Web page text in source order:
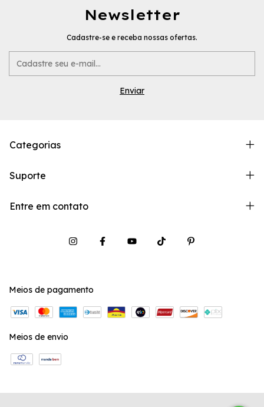
Newsletter
Cadastre-se e receba nossas ofertas.
Categorias
Suporte
Entre em contato
Meios de pagamento
Meios de envio